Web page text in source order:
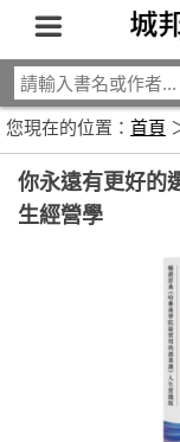
您現在的位置： 首頁
你永遠有更好的
生經營學